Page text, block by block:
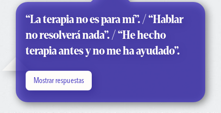
“La terapia no es para mí”. / “Hablar
no resolverá nada”. / “He hecho
terapia antes y no me ha ayudado”.
Mostrar respuestas
“He tenido esa experiencia, pero también he hecho terapia